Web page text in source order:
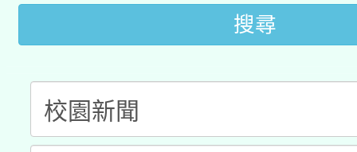
開 智慧啟航」搜尋